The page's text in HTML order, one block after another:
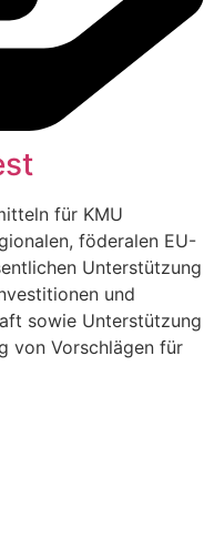
für KMU
föderalen EU-
Unterstützung
und
sowie Unterstützung
von Vorschlägen für